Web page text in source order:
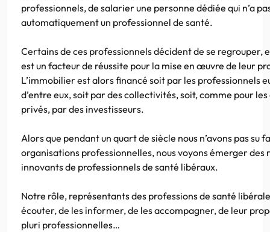
professionnels, de salarier une personne dédiée qui n’a
automatiquement un professionnel de santé.
Certains de ces professionnels décident de se regrouper,
est un facteur de réussite pour la mise en œuvre de leur
L’immobilier est alors financé soit par les professionnels
d’entre eux, soit par des collectivités, soit, comme pour
privés, par des investisseurs.
Alors que pendant un quart de siècle nous n’avons pas su
organisations professionnelles, nous voyons émerger des
innovants de professionnels de santé libéraux.
Notre rôle, représentants des professions de santé
écouter, de les informer, de les accompagner, de leur
pluri professionnelles…